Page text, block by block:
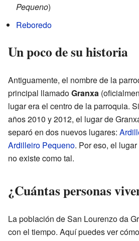
Pequeno)
Reboredo
Un poco de su historia
Antiguamente, el nombre de la
principal llamadoGranxa
lugar era el centro de la parroquia.
años 2010 y 2012, el lugar de
separó en dos nuevos lugares:
Ardilleiro Pequeno. Por eso, el
no existe como tal.
¿Cuántas personas
La población de San Lourenzo da
con el tiempo. Aquí puedes ver